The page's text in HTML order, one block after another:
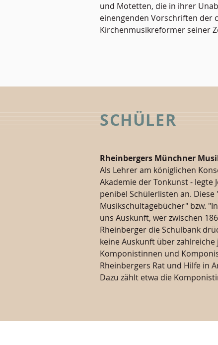
und Motetten, die in ihrer
einengenden Vorschriften der
Kirchenmusikreformer seiner
SCHÜLER
Rheinbergers Münchner
Als Lehrer am königlichen
Akademie der Tonkunst - legte
penibel Schülerlisten an.
Musikschultagebücher" bzw.
uns Auskunft, wer zwischen
Rheinberger die Schulbank
keine Auskunft über
Komponistinnen und
Rheinbergers Rat und Hilfe in
Dazu zählt etwa die